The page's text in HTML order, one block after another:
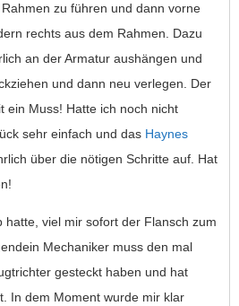
zu führen und dann vorne
rechts aus dem Rahmen. Dazu
an der Armatur aushängen und
und dann neu verlegen. Der
ein Muss! Hatte ich noch nicht
sehr einfach und das Haynes
über die nötigen Schritte auf. Hat
hatte, viel mir sofort der Flansch zum
Mechaniker muss den mal
gesteckt haben und hat
In dem Moment wurde mir klar